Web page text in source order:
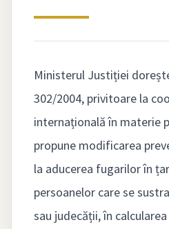
Ministerul Justiției
302/2004, privitoare la
internațională în materie
propune modificarea
la aducerea fugarilor în
persoanelor care se
sau judecății, în